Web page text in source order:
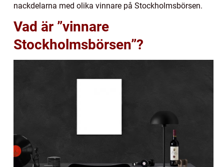
nackdelarna med olika vinnare på Stockholmsbörsen.
Vad är ”vinnare
Stockholmsbörsen”?